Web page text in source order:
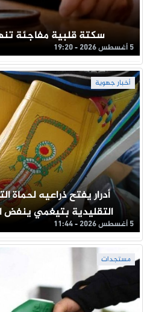
سكتة قلبية مفاجئة
5 أغسطس 2026 - 19:20
أخبار جهوية
أدرار يفتح ذراعيه لحماة
التقليدية بتيغمي ينفض
5 أغسطس 2026 - 11:44
مستجدات